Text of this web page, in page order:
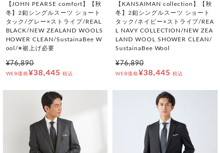
【JOHN PEARSE comfort】【秋
冬】2釦シングルスーツ ショート
タック/グレー×ストライプ/REAL
BLACK/NEW ZEALAND WOOLS
HOWER CLEAN/SustainaBee W
ool/※裾上げ必要
¥76,890
WEB価格¥38,445 税込
【KANSAIMAN collection】【秋
冬】2釦シングルスーツ ショート
タック/ネイビー×ストライプ/REA
L NAVY COLLECTION/NEW ZEA
LAND WOOL SHOWER CLEAN/
SustainaBee Wool
¥76,890
WEB価格¥38,445 税込